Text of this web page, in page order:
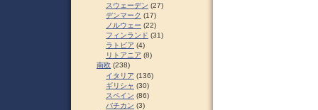
スウェーデン (27)
デンマーク (17)
ノルウェー (22)
フィンランド (31)
ラトビア (4)
リトアニア (8)
南欧 (238)
イタリア (136)
ギリシャ (30)
スペイン (86)
バチカン (3)